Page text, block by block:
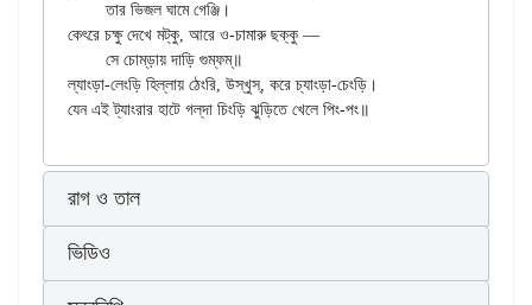
	তার ভিজল ঘামে গেঞ্জি।
কেৎরে চক্ষু দেখে মট্‌কু, আরে ও-চামারু ছক্‌কু —
ল্যাংড়া-লেংড়ি হিল্লায় ঠেংরি, উস্‌খুস্‌, করে চ্যাংড়া-চেংড়ি।
রাগ ও তাল
ভিডিও